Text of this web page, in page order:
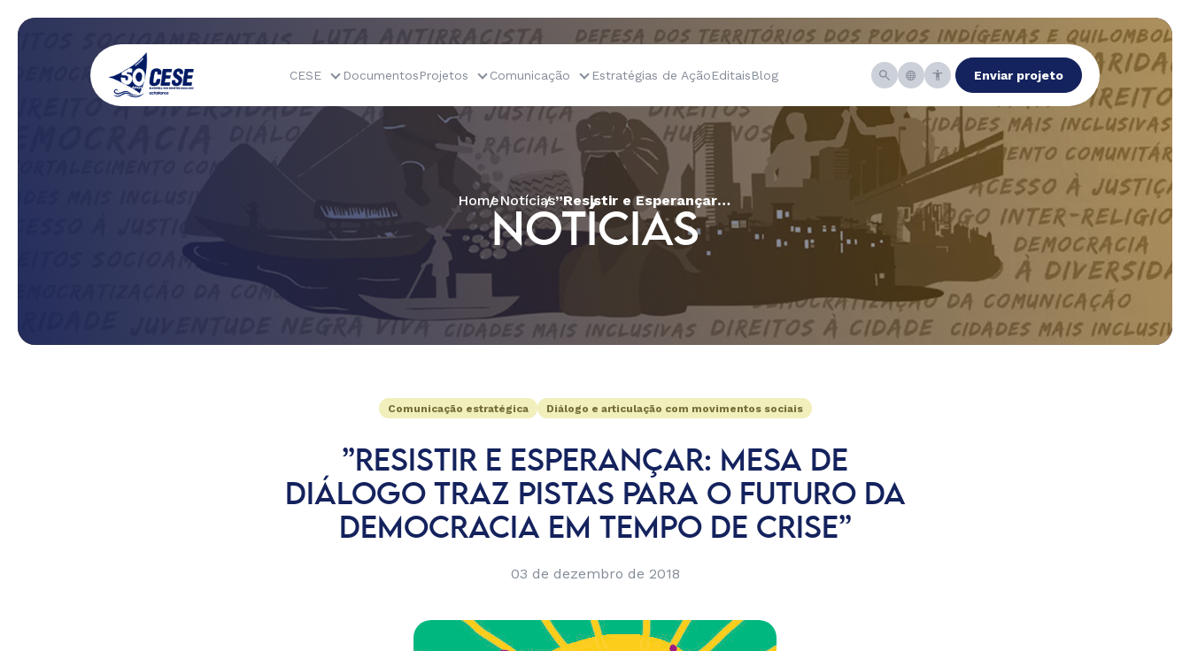
CESE DocumentosProjetos Comunicação Estratégias de AçãoEditaisBlog Enviar projeto
HomeNotícias ”Resistir e Esperançar: Mesa de Diálogo traz pistas para o futuro da democracia em tempo de crise”
NOTÍCIAS
Comunicação estratégica Diálogo e articulação com movimentos sociais
”RESISTIR E ESPERANÇAR: MESA DE
DIÁLOGO TRAZ PISTAS PARA O FUTURO DA
DEMOCRACIA EM TEMPO DE CRISE”
03 de dezembro de 2018